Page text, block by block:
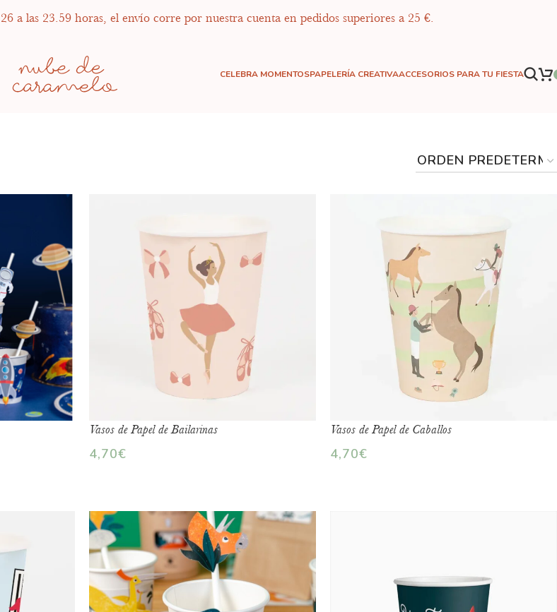
a las 23.59 horas, el envío corre por nuestra cuenta en pedidos superiores a 25 €.
CELEBRA MOMENTOSPAPELERÍA CREATIVAACCESORIOS PARA TU FIESTA
Vasos de Papel de Bailarinas
4,70€
Vasos de Papel de Caballos
4,70€